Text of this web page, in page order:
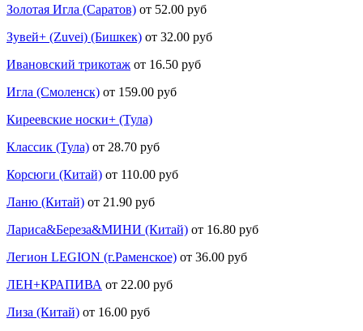
Золотая Игла (Саратов) от 52.00 руб
Зувей+ (Zuvei) (Бишкек) от 32.00 руб
Ивановский трикотаж от 16.50 руб
Игла (Смоленск) от 159.00 руб
Киреевские носки+ (Тула)
Классик (Тула) от 28.70 руб
Корсюги (Китай) от 110.00 руб
Ланю (Китай) от 21.90 руб
Лариса&Береза&МИНИ (Китай) от 16.80 руб
Легион LEGION (г.Раменское) от 36.00 руб
ЛЕН+КРАПИВА от 22.00 руб
Лиза (Китай) от 16.00 руб